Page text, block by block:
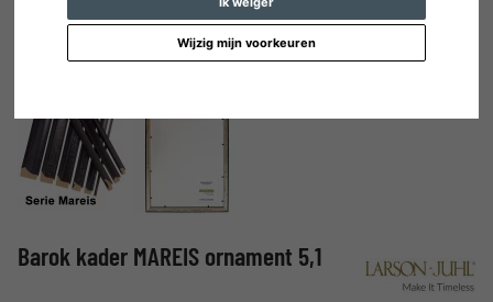
Wijzig mijn voorkeuren
Barok kader MAREIS ornament 5,1